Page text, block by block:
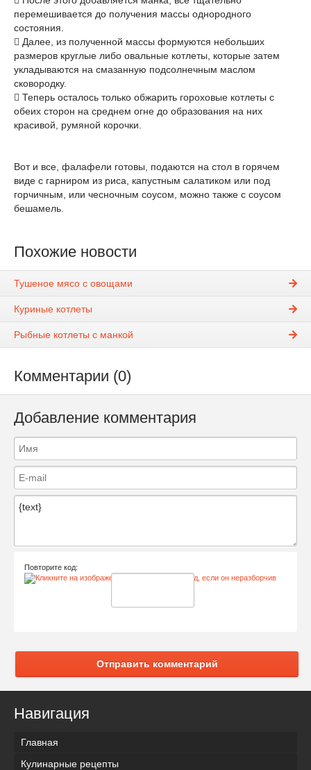
перемешивается до получения массы однородного
состояния.
 Далее, из полученной массы формуются небольших
размеров круглые либо овальные котлеты, которые затем
укладываются на смазанную подсолнечным маслом
сковородку.
 Теперь осталось только обжарить гороховые котлеты с
обеих сторон на среднем огне до образования на них
красивой, румяной корочки.
Вот и все, фалафели готовы, подаются на стол в горячем
виде с гарниром из риса, капустным салатиком или под
горчичным, или чесночным соусом, можно также с соусом
бешамель.
Похожие новости
Тушеное мясо с овощами
Куриные котлеты
Рыбные котлеты с манкой
Комментарии (0)
Добавление комментария
Повторите код:
Отправить комментарий
Навигация
Главная
Кулинарные рецепты